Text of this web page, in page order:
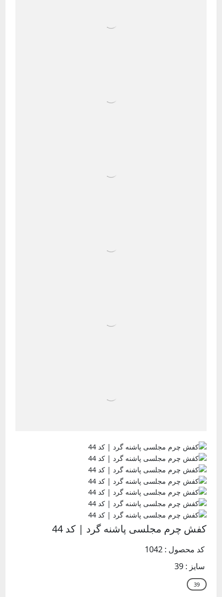
کفش چرم مجلسی پاشنه گرد | کد 44
کد محصول : 1042
سایز :39